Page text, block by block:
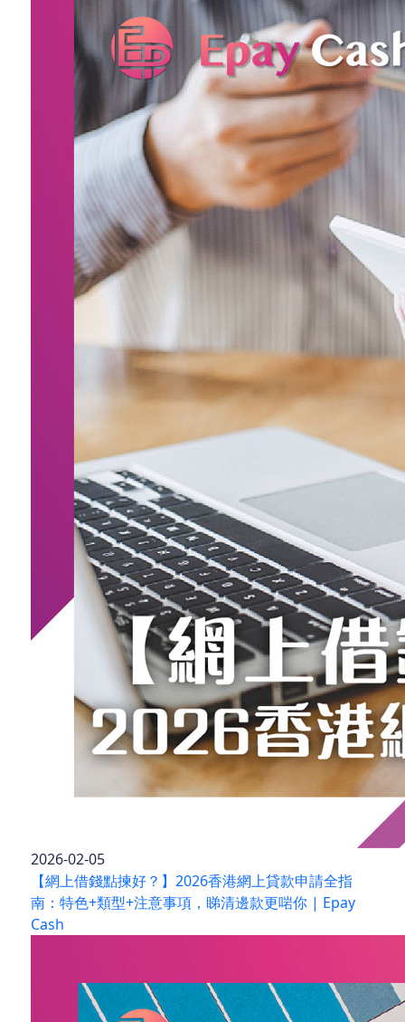
2026-02-05
【網上借錢點揀好？】2026香港網上貸款申請全指
南：特色+類型+注意事項，睇清邊款更啱你 | Epay
Cash